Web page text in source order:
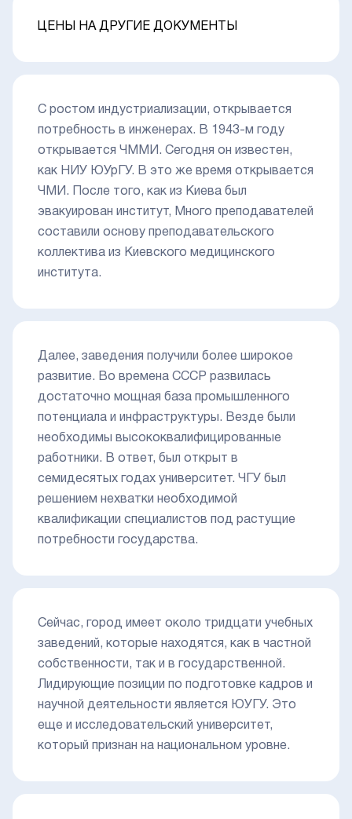
ЦЕНЫ НА ДРУГИЕ ДОКУМЕНТЫ
С ростом индустриализации, открывается
потребность в инженерах. В 1943-м году
открывается ЧММИ. Сегодня он известен,
как НИУ ЮУрГУ. В это же время открывается
ЧМИ. После того, как из Киева был
эвакуирован институт, Много преподавателей
составили основу преподавательского
коллектива из Киевского медицинского
института.
Далее, заведения получили более широкое
развитие. Во времена СССР развилась
достаточно мощная база промышленного
потенциала и инфраструктуры. Везде были
необходимы высококвалифицированные
работники. В ответ, был открыт в
семидесятых годах университет. ЧГУ был
решением нехватки необходимой
квалификации специалистов под растущие
потребности государства.
Сейчас, город имеет около тридцати учебных
заведений, которые находятся, как в частной
собственности, так и в государственной.
Лидирующие позиции по подготовке кадров и
научной деятельности является ЮУГУ. Это
еще и исследовательский университет,
который признан на национальном уровне.